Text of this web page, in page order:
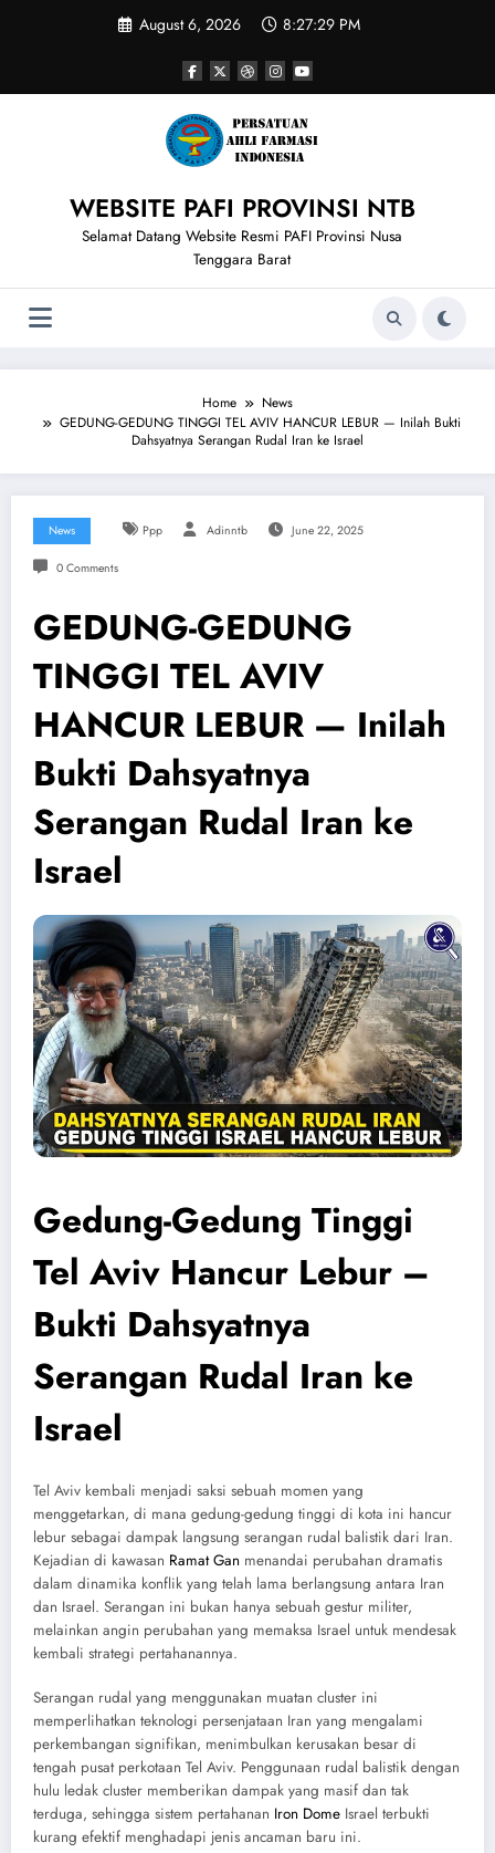
August 6, 2026 8:27:30 PM
WEBSITE PAFI PROVINSI NTB
Selamat Datang Website Resmi PAFI Provinsi Nusa
Tenggara Barat
Home
News
GEDUNG-GEDUNG TINGGI TEL AVIV HANCUR LEBUR — Inilah Bukti
Dahsyatnya Serangan Rudal Iran ke Israel
News Ppp Adinntb June 22, 2025
0 Comments
GEDUNG-GEDUNG
TINGGI TEL AVIV
HANCUR LEBUR — Inilah
Bukti Dahsyatnya
Serangan Rudal Iran ke
Israel
Gedung-Gedung Tinggi
Tel Aviv Hancur Lebur –
Bukti Dahsyatnya
Serangan Rudal Iran ke
Israel
Tel Aviv kembali menjadi saksi sebuah momen yang
menggetarkan, di mana gedung-gedung tinggi di kota ini hancur
lebur sebagai dampak langsung serangan rudal balistik dari Iran.
Kejadian di kawasan Ramat Gan menandai perubahan dramatis
dalam dinamika konflik yang telah lama berlangsung antara Iran
dan Israel. Serangan ini bukan hanya sebuah gestur militer,
melainkan angin perubahan yang memaksa Israel untuk mendesak
kembali strategi pertahanannya.
Serangan rudal yang menggunakan muatan cluster ini
memperlihatkan teknologi persenjataan Iran yang mengalami
perkembangan signifikan, menimbulkan kerusakan besar di
tengah pusat perkotaan Tel Aviv. Penggunaan rudal balistik dengan
hulu ledak cluster memberikan dampak yang masif dan tak
terduga, sehingga sistem pertahanan Iron Dome Israel terbukti
kurang efektif menghadapi jenis ancaman baru ini.